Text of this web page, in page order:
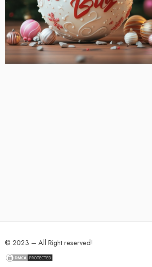
© 2023 – All Right reserved!